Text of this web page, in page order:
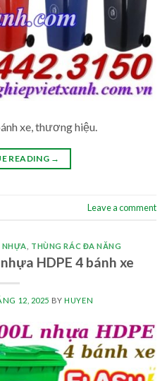
xe, thương hiệu.
READING →
Leave a comment
NHỰA THÙNG RÁC ĐA NĂNG
HDPE 4 bánh xe
12, 2025 BYHUYEN